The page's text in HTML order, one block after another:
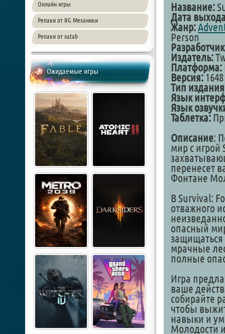
Онлайн игры
Репаки от RG Механики
Репаки от xatab
Ожидаемые игры
Название:
Дата
Жанр:
Person
Издатель:
Платформа:
Версия:1648
Тип
Язык
Язык
Таблетка:
Описание:
мир с игрой
перенесет
Фонтане
В Survival:
отважного
опасный
защищаться
мрачные
полные
Игра
ваше
собирайте
чтобы
навыки и
Молодости